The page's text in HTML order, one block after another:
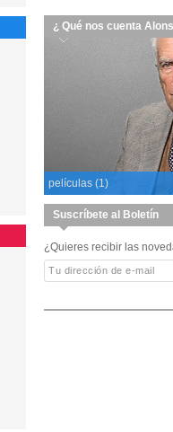
¿ Qué nos cuenta
películas (1)
Suscríbete al Boletín
¿Quieres recibir las